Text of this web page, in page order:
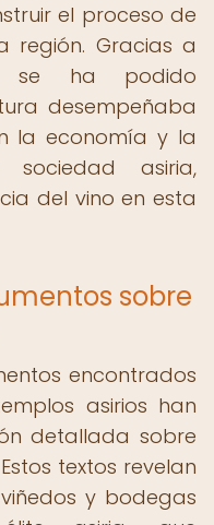
el proceso de
región. Gracias a
se ha podido
desempeñaba
la economía y la
asiria,
del vino en esta
sobre
encontrados
asirios han
detallada sobre
textos revelan
y bodegas